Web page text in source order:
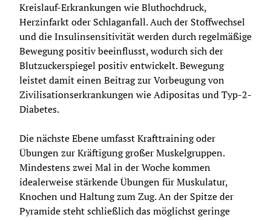
Kreislauf-Erkrankungen wie Bluthochdruck,
Herzinfarkt oder Schlaganfall. Auch der Stoffwechsel
und die Insulinsensitivität werden durch regelmäßige
Bewegung positiv beeinflusst, wodurch sich der
Blutzuckerspiegel positiv entwickelt. Bewegung
leistet damit einen Beitrag zur Vorbeugung von
Zivilisationserkrankungen wie Adipositas und Typ-2-
Diabetes.
Die nächste Ebene umfasst Krafttraining oder
Übungen zur Kräftigung großer Muskelgruppen.
Mindestens zwei Mal in der Woche kommen
idealerweise stärkende Übungen für Muskulatur,
Knochen und Haltung zum Zug. An der Spitze der
Pyramide steht schließlich das möglichst geringe